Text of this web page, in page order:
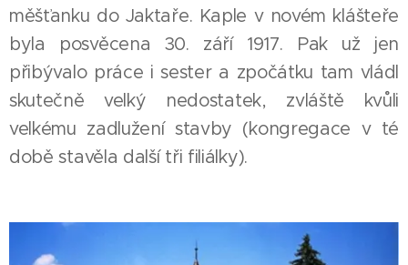
měšťanku do Jaktaře. Kaple v novém klášteře
byla posvěcena 30. září 1917. Pak už jen
přibývalo práce i sester a zpočátku tam vládl
skutečně velký nedostatek, zvláště kvůli
velkému zadlužení stavby (kongregace v té
době stavěla další tři filiálky).